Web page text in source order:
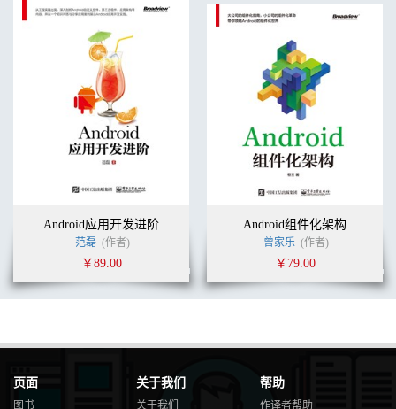
6.2 Doze模式与App StandBy 282
6.2.2 了解Doze模式 282
6.2.3 了解App StandBy 284
6.2.4 对其他用例的支持 284
6.2.5 在Doze模式和App StandBy下进行测试 285
6.2.6 Doze模式的实现 287
6.2.7 App StandBy的实现 293
6.2.8 参考资料与推荐读物 297
6.3 Android 8.0上的后台限制 297
6.3.1 概览 298
6.3.3 广播限制 300
6.3.4 系统实现 301
6.3.5 结束语 308
第7章 面向设备管理的改进 310
7.1 多用户的支持 310
7.1.3 多用户的实现 313
7.2 设备管理 334
7.2.1 Device Administration API介绍 334
Android应用开发进阶
范磊 (作者)
￥89.00
Android组件化架构
曾家乐 (作者)
￥79.00
页面
图书
关于我们
关于我们
帮助
作译者帮助